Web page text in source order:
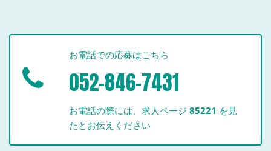
お電話での応募はこちら
052-846-7431
お電話の際には、求人ページ85221 を見
たとお伝えください